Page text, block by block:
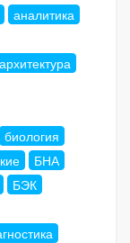
аналитика
архитектура
биология
БНА
БЭК